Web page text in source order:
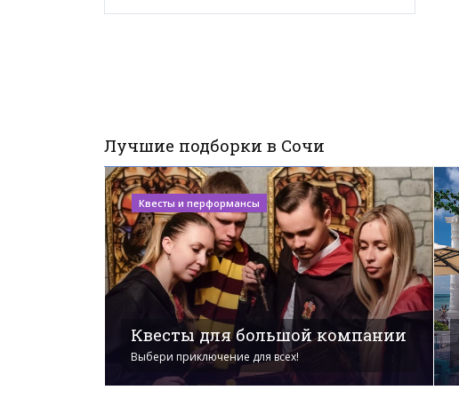
Лучшие подборки в Сочи
Квесты и перформансы
Квесты для большой компании
Выбери приключение для всех!